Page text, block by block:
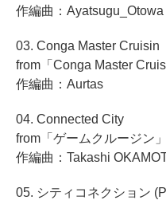
作編曲：Ayatsugu_Otowa
03. Conga Master Cruisin
from「Conga Master
作編曲：Aurtas
04. Connected City
from「ゲームクルージン」
作編曲：Takashi
05. シティコネクション